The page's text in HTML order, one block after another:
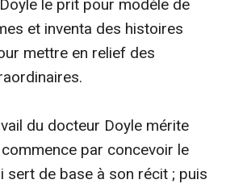
le prit pour modèle de
et inventa des histoires
mettre en relief des
du docteur Doyle mérite
commence par concevoir le
sert de base à son récit ; puis